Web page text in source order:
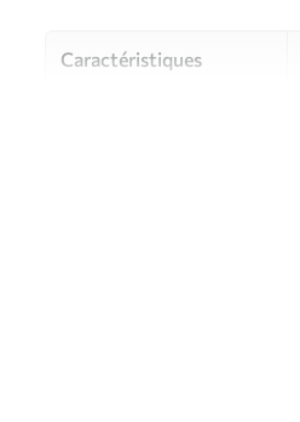
Caractéristiques